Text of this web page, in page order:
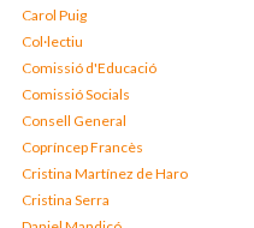
Carol Puig
Col·lectiu
Comissió d'Educació
Comissió Socials
Consell General
Copríncep Francès
Cristina Martínez de Haro
Cristina Serra